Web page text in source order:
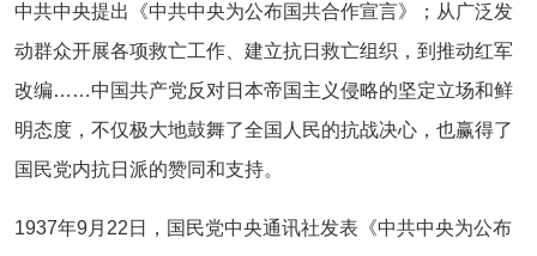
中共中央提出《中共中央为公布国共合作宣言》；从广泛发
动群众开展各项救亡工作、建立抗日救亡组织，到推动红军
改编……中国共产党反对日本帝国主义侵略的坚定立场和鲜
明态度，不仅极大地鼓舞了全国人民的抗战决心，也赢得了
国民党内抗日派的赞同和支持。
1937年9月22日，国民党中央通讯社发表《中共中央为公布